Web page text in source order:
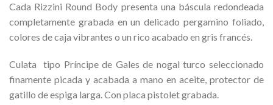
Cada Rizzini Round Body presenta una báscula redondeada
completamente grabada en un delicado pergamino foliado,
colores de caja vibrantes o un rico acabado en gris francés.
Culata tipo Príncipe de Gales de nogal turco seleccionado
finamente picada y acabada a mano en aceite, protector de
gatillo de espiga larga. Con placa pistolet grabada.